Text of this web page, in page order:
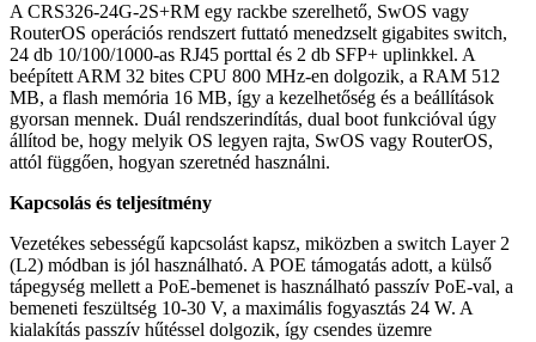
A CRS326-24G-2S+RM egy rackbe szerelhető, SwOS vagy
RouterOS operációs rendszert futtató menedzselt gigabites switch,
24 db 10/100/1000-as RJ45 porttal és 2 db SFP+ uplinkkel. A
beépített ARM 32 bites CPU 800 MHz-en dolgozik, a RAM 512
MB, a flash memória 16 MB, így a kezelhetőség és a beállítások
gyorsan mennek. Duál rendszerindítás, dual boot funkcióval úgy
állítod be, hogy melyik OS legyen rajta, SwOS vagy RouterOS,
attól függően, hogyan szeretnéd használni.
Kapcsolás és teljesítmény
Vezetékes sebességű kapcsolást kapsz, miközben a switch Layer 2
(L2) módban is jól használható. A POE támogatás adott, a külső
tápegység mellett a PoE-bemenet is használható passzív PoE-val, a
bemeneti feszültség 10-30 V, a maximális fogyasztás 24 W. A
kialakítás passzív hűtéssel dolgozik, így csendes üzemre